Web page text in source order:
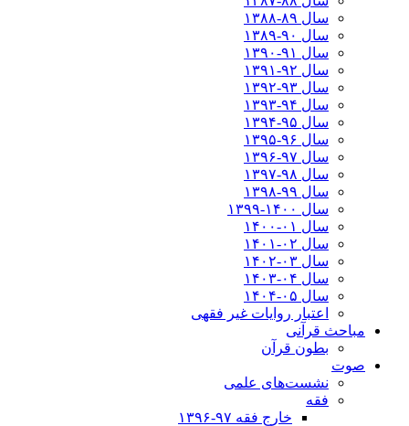
سال ۸۹-۱۳۸۸
سال ۹۰-۱۳۸۹
سال ۹۱-۱۳۹۰
سال ۹۲-۱۳۹۱
سال ۹۳-۱۳۹۲
سال ۹۴-۱۳۹۳
سال ۹۵-۱۳۹۴
سال ۹۶-۱۳۹۵
سال ۹۷-۱۳۹۶
سال ۹۸-۱۳۹۷
سال ۹۹-۱۳۹۸‍
سال ۱۴۰۰-۱۳۹۹
سال ۰۱-۱۴۰۰
سال ۰۲-۱۴۰۱
سال ۰۳-۱۴۰۲
سال ۰۴-۱۴۰۳
سال ۰۵-۱۴۰۴
اعتبار روایات غیر فقهی
مباحث قرآنی
بطون قرآن
صوت
نشست‌های علمی
فقه
خارج فقه ۹۷-۱۳۹۶